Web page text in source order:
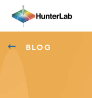
BLOG